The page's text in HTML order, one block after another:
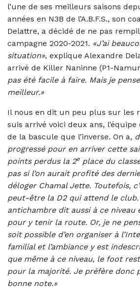
l’une de ses meilleurs saisons
années en N3B de l’A.B.F.S., son
Delattre, a décidé de ne pas
campagne 2020-2021. «J’ai
situation», explique Alexandre
arrivé de Killer Naninne (P1-
pas été facile à faire. Mais je
meilleur.»
Il nous en dit un peu plus sur les
suis arrivé voici deux ans,
de la bascule que l’inverse. On a,
progressé pour en arriver cette
points perdus la 2eplace du
pas si l’on aurait profité des
déloger Chamal Jette. Toutefois,
peut-être la D2 qui attend le
antichambre dit aussi à ce niveau
pour y tenir la route. Or, je ne
soit possible d’en organiser à
familial et l’ambiance y est
que même à ce niveau, le foot
pour la majorité. Je préfère donc
bonne note.»